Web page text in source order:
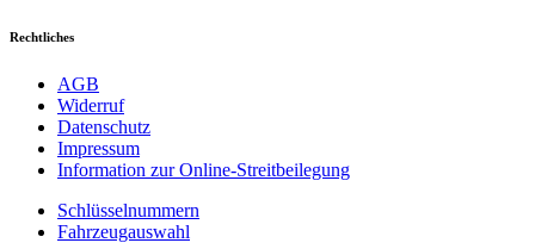
Rechtliches
AGB
Widerruf
Datenschutz
Impressum
Information zur Online-Streitbeilegung
Schlüsselnummern
Fahrzeugauswahl